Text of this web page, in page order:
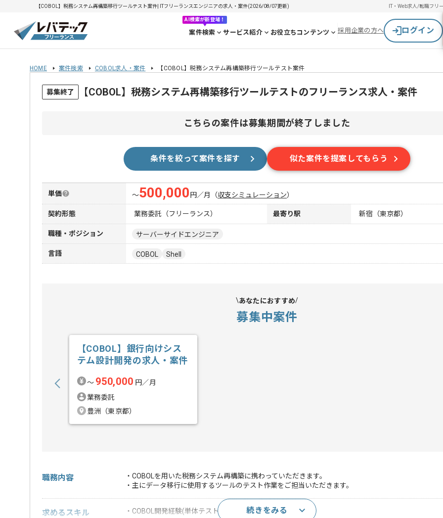
【COBOL】税務システム再構築移行ツールテスト案件| ITフリーランスエンジニアの求人・案件(2026/08/07更新) IT・Web求人/転職フリ
AI検索が新登場！
案件検索 サービス紹介 お役立ちコンテンツ 採用企業の方へ ログイン
HOME 案件検索 COBOL求人・案件 【COBOL】税務システム再構築移行ツールテスト案件
募集終了 【COBOL】税務システム再構築移行ツールテストのフリーランス求人・案件
こちらの案件は募集期間が終了しました
条件を絞って案件を探す 似た案件を提案してもらう
単価 〜500,000 円／月 （収支シミュレーション）
契約形態 業務委託（フリーランス） 最寄り駅 新宿（東京都）
職種・ポジション サーバーサイドエンジニア
言語 COBOL Shell
あなたにおすすめ
募集中案件
【COBOL】銀行向けシス
テム設計開発の求人・案件
〜 950,000 円／月
業務委託
豊洲（東京都）
職務内容
・COBOLを用いた税務システム再構築に携わっていただきます。
・主にデータ移行に使用するツールのテスト作業をご担当いただきます。
求めるスキル ・COBOL開発経験(単体テストから結合テスト)
続きをみる